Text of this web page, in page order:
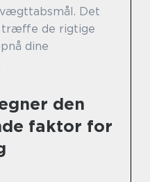
Det
træffe de rigtige
dine
den
faktor for